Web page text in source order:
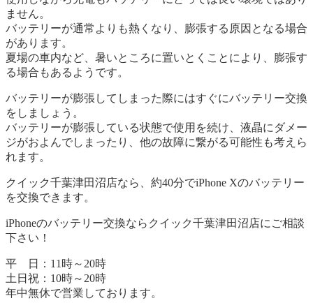
ません。
バッテリーが通常よりも熱くなり、膨張する原因となる場合
があります。
夏場の車内など、暑いところに置いとくことにより、膨張す
る場合もあるようです。
バッテリーが膨張してしまった際にはすぐにバッテリー交換
をしましょう。
バッテリーが膨張している状態で使用を続け、液晶にダメー
ジがおよんでしまったり、他の故障に繋がる可能性も考えら
れます。
クイック千葉津田沼店なら、約40分でiPhone Xのバッテリー
を交換できます。
iPhoneのバッテリー交換ならクイック千葉津田沼店にご相談
下さい！
平 日：11時～20時
土日祝：10時～20時
年中無休で営業しております。